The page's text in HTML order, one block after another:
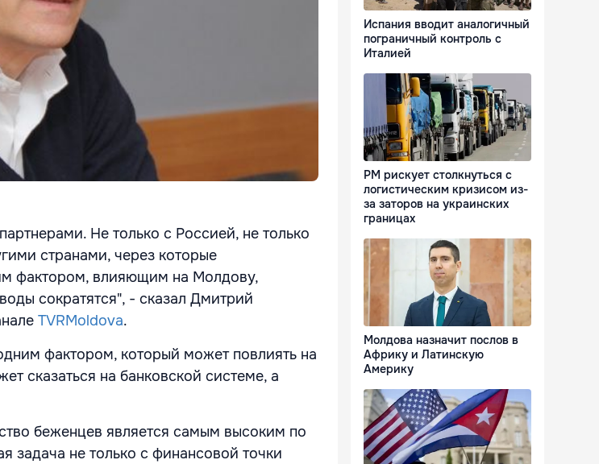
Не только с Россией, не только
странами, через которые
фактором, влияющим на Молдову,
сократятся", - сказал Дмитрий
TVRMoldova.
фактором, который может повлиять на
сказаться на банковской системе, а
беженцев является самым высоким по
задача не только с финансовой точки
Испания вводит аналогичный
пограничный контроль с
Италией
РМ рискует столкнуться с
логистическим кризисом из-
за заторов на украинских
границах
Молдова назначит послов в
Африку и Латинскую
Америку